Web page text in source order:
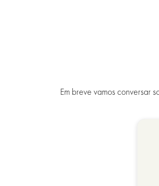
Em breve vamos conversar